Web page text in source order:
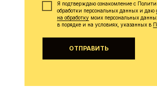
Я подтверждаю ознакомление с
обработки персональных данных и даю
на обработку моих персональных
в порядке и на условиях, указанных в
ОТПРАВИТЬ